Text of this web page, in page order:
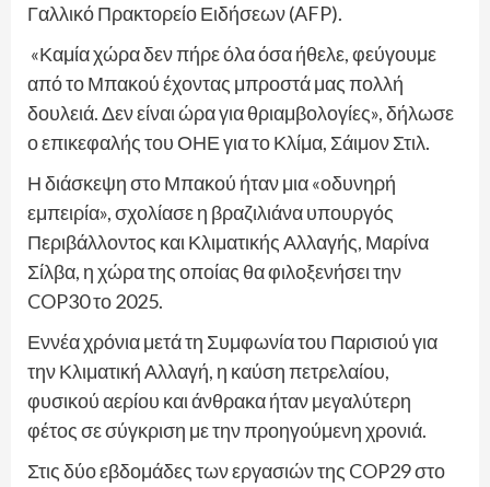
Γαλλικό Πρακτορείο Ειδήσεων (AFP).
«Καμία χώρα δεν πήρε όλα όσα ήθελε, φεύγουμε
από το Μπακού έχοντας μπροστά μας πολλή
δουλειά. Δεν είναι ώρα για θριαμβολογίες», δήλωσε
ο επικεφαλής του ΟΗΕ για το Κλίμα, Σάιμον Στιλ.
Η διάσκεψη στο Μπακού ήταν μια «οδυνηρή
εμπειρία», σχολίασε η βραζιλιάνα υπουργός
Περιβάλλοντος και Κλιματικής Αλλαγής, Μαρίνα
Σίλβα, η χώρα της οποίας θα φιλοξενήσει την
COP30 το 2025.
Εννέα χρόνια μετά τη Συμφωνία του Παρισιού για
την Κλιματική Αλλαγή, η καύση πετρελαίου,
φυσικού αερίου και άνθρακα ήταν μεγαλύτερη
φέτος σε σύγκριση με την προηγούμενη χρονιά.
Στις δύο εβδομάδες των εργασιών της COP29 στο